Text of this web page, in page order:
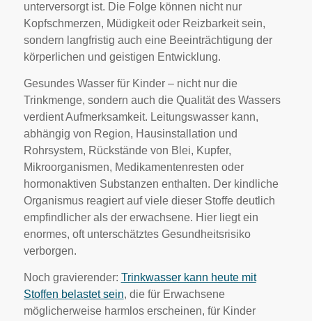
unterversorgt ist. Die Folge können nicht nur
Kopfschmerzen, Müdigkeit oder Reizbarkeit sein,
sondern langfristig auch eine Beeinträchtigung der
körperlichen und geistigen Entwicklung.
Gesundes Wasser für Kinder – nicht nur die
Trinkmenge, sondern auch die Qualität des Wassers
verdient Aufmerksamkeit. Leitungswasser kann,
abhängig von Region, Hausinstallation und
Rohrsystem, Rückstände von Blei, Kupfer,
Mikroorganismen, Medikamentenresten oder
hormonaktiven Substanzen enthalten. Der kindliche
Organismus reagiert auf viele dieser Stoffe deutlich
empfindlicher als der erwachsene. Hier liegt ein
enormes, oft unterschätztes Gesundheitsrisiko
verborgen.
Noch gravierender: Trinkwasser kann heute mit
Stoffen belastet sein, die für Erwachsene
möglicherweise harmlos erscheinen, für Kinder